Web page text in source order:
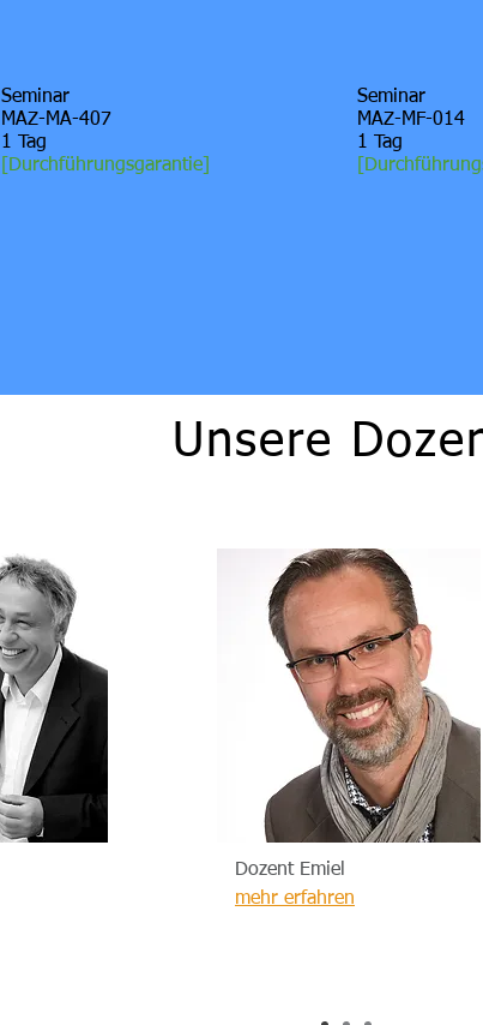
Seminar
MAZ-MA-407
1 Tag
Durchführungsgarantie]
Seminar
MAZ-MF-014
1 Tag
Unsere
Dozent Emiel
mehr erfahren